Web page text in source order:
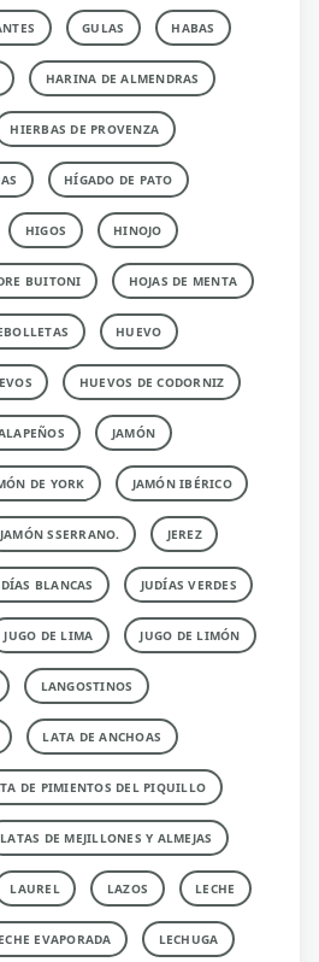
GULAS HABAS
HARINA DE ALMENDRAS
HIERBAS DE PROVENZA
HÍGADO DE PATO
HIGOS HINOJO
BUITONI HOJAS DE MENTA
HUEVO
HUEVOS DE CODORNIZ
JAMÓN
DE YORK JAMÓN IBÉRICO
JAMÓN SSERRANO. JEREZ
BLANCAS JUDÍAS VERDES
JUGO DE LIMA JUGO DE LIMÓN
LANGOSTINOS
LATA DE ANCHOAS
DE PIMIENTOS DEL PIQUILLO
LATAS DE MEJILLONES Y ALMEJAS
LAUREL LAZOS LECHE
EVAPORADA LECHUGA